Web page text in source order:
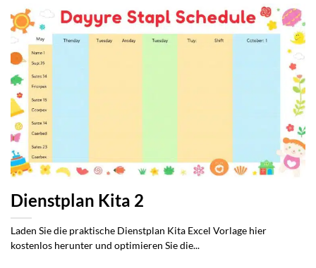
Dienstplan Kita 2
Laden Sie die praktische Dienstplan Kita Excel Vorlage hier
kostenlos herunter und optimieren Sie die...